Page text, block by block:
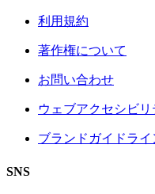
利用規約
著作権について
お問い合わせ
ウェブアクセシビ
ブランドガイドライ
SNS